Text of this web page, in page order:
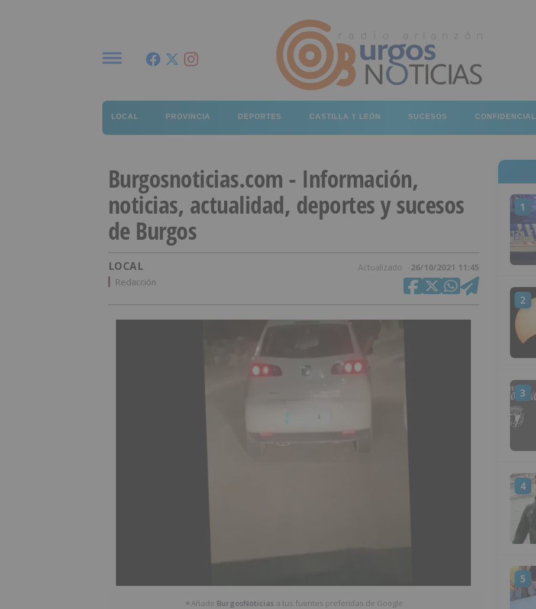
LOCAL PROVINCIA DEPORTES CASTILLA Y LEÓN SUCESOS CONFIDENCIAL
Burgosnoticias.com - Información,
noticias, actualidad, deportes y sucesos
de Burgos
LOCAL Actualizado 26/10/2021 11:45
Redacción
★Añade BurgosNoticias a tus fuentes preferidas de Google
1
2
3
4
5